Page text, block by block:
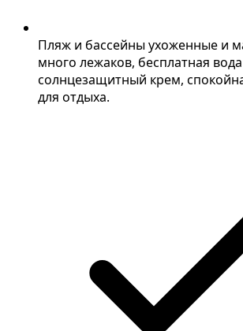
Пляж и бассейны ухоженные и
много лежаков, бесплатная
солнцезащитный крем,
для отдыха.